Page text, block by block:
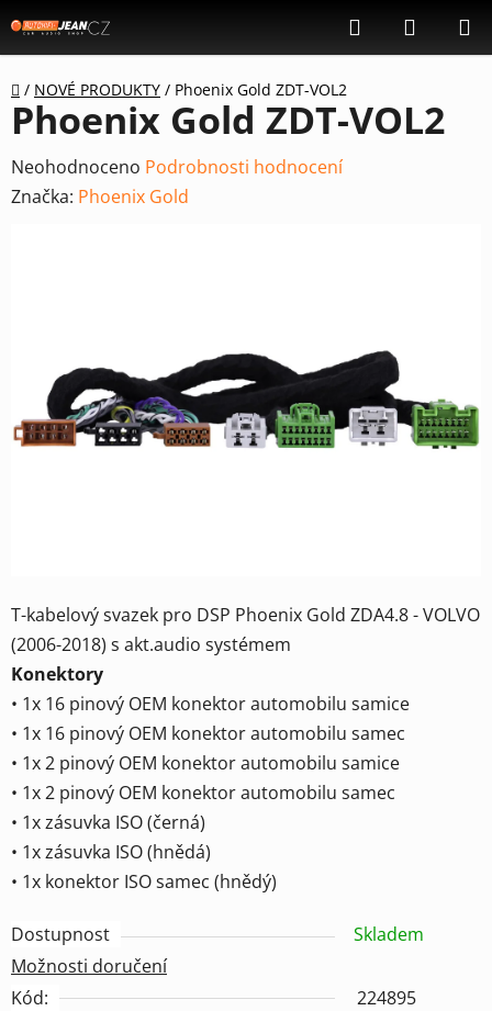
na
obsah
Hledat
KOŠÍK
Domů
/ NOVÉ PRODUKTY / Phoenix Gold ZDT-VOL2
T-kabelový svazek pro DSP Phoenix Gold ZDA4.8 - VOLVO
(2006-2018) s akt.audio systémem
Konektory
• 1x 16 pinový OEM konektor automobilu samice
• 1x 16 pinový OEM konektor automobilu samec
• 1x 2 pinový OEM konektor automobilu samice
• 1x 2 pinový OEM konektor automobilu samec
• 1x zásuvka ISO (černá)
• 1x zásuvka ISO (hnědá)
• 1x konektor ISO samec (hnědý)
Dostupnost
Skladem
Možnosti doručení
Kód:
224895
Phoenix Gold ZDT-VOL2
Průměrné
hodnocení
hvězdiček.
Neohodnoceno Podrobnosti hodnocení
Značka: Phoenix Gold